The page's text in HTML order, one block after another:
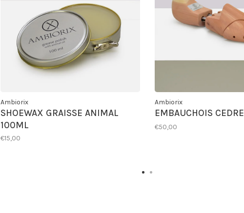
Ambiorix
SHOEWAX GRAISSE ANIMAL
100ML
€15,00
Ambiorix
EMBAUCHOIS CEDRE
€50,00